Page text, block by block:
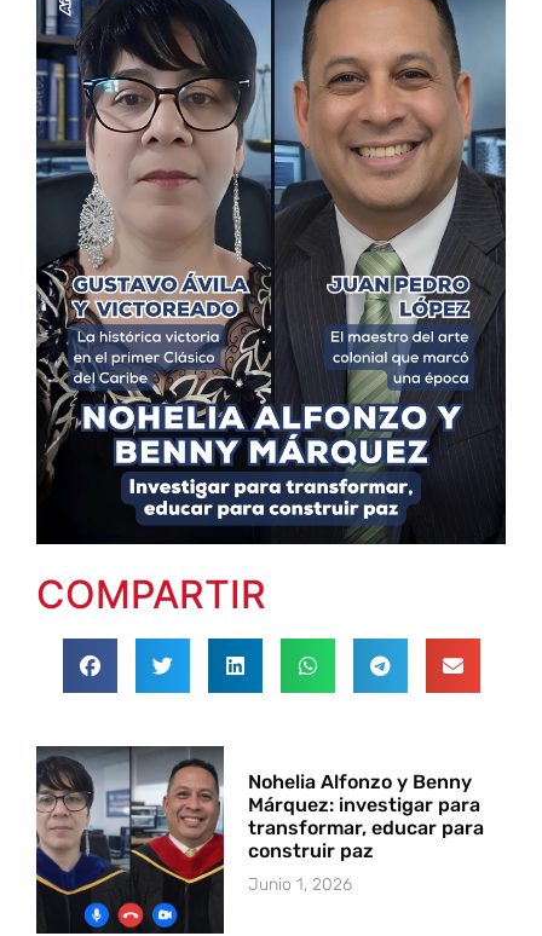
COMPARTIR
Nohelia Alfonzo y Benny
Márquez: investigar para
transformar, educar para
construir paz
Junio 1, 2026